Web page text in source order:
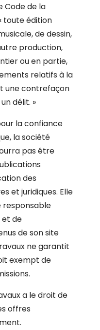
Code de la
toute édition
de dessin,
production,
ou en partie,
relatifs à la
une contrefaçon
délit. »
la confiance
la société
pas être
des
et juridiques. Elle
responsable
et de
de son site
ne garantit
exempt de
a le droit de
offres